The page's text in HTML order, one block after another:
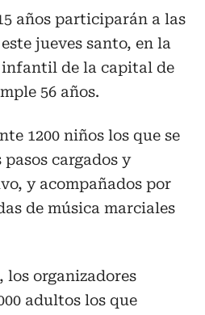
años participarán a las
jueves santo, en la
de la capital de
56 años.
1200 niños los que se
cargados y
y acompañados por
de música marciales
los organizadores
adultos los que